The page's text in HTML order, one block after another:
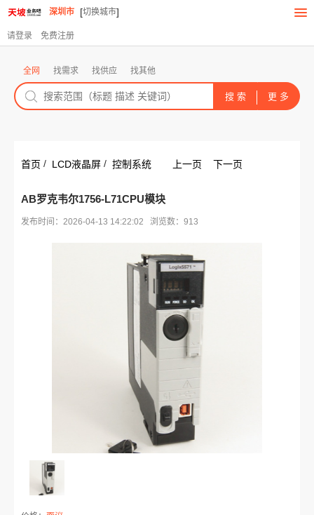
深圳市 [切换城市]
请登录 免费注册
全网 找需求 找供应 找其他
首页 / LCD液晶屏 / 控制系统 上一页 下一页
AB罗克韦尔1756-L71CPU模块
发布时间：2026-04-13 14:22:02 浏览数：913